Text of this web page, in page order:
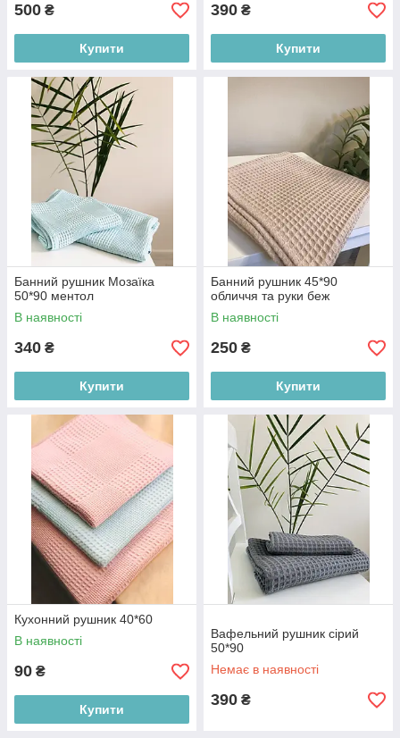
500 ₴
Купити
390 ₴
Купити
Банний рушник Мозаїка
50*90 ментол
В наявності
340 ₴
Купити
Банний рушник 45*90
обличчя та руки беж
В наявності
250 ₴
Купити
Кухонний рушник 40*60
В наявності
90 ₴
Купити
Вафельний рушник сірий
50*90
Немає в наявності
390 ₴